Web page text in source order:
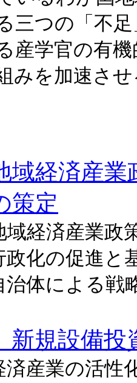
三つの「不
産学官の有
みを加速さ
域経済産
策定
域経済産業政
政化の促進と
治体による戦
新規設備
済産業の活性